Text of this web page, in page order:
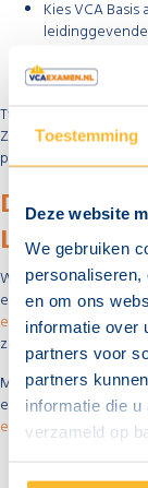
Toestemming
Deze website
We gebruiken
en om ons
informatie over
partners voor
partners
informatie die
verzameld op
Kies VCA
toezichthouder
Twijfel je nog
Zij bepalen
project
DIRECT JE
LOCATIE
Weet je welk
examendatum vast.
examende juiste
zelfstandige? Schrijf
Met meer dan 50
examenplaats bij jou
examenlocaties en